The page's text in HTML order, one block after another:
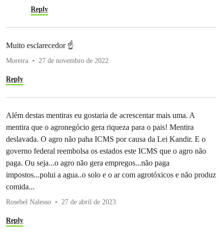
Reply
Muito esclarecedor ☝️
Moreira 27 de novembro de 2022
Reply
Além destas mentiras eu gostaria de acrescentar mais uma. A
mentira que o agronegócio gera riqueza para o pais! Mentira
deslavada. O agro não paha ICMS por causa da Lei Kandir. E o
governo federal reembolsa os estados este ICMS que o agro não
paga. Ou seja...o agro não gera empregos...não paga
impostos...polui a agua..o solo e o ar com agrotóxicos e não produz
comida...
Rosebel Nalesso 27 de abril de 2023
Reply